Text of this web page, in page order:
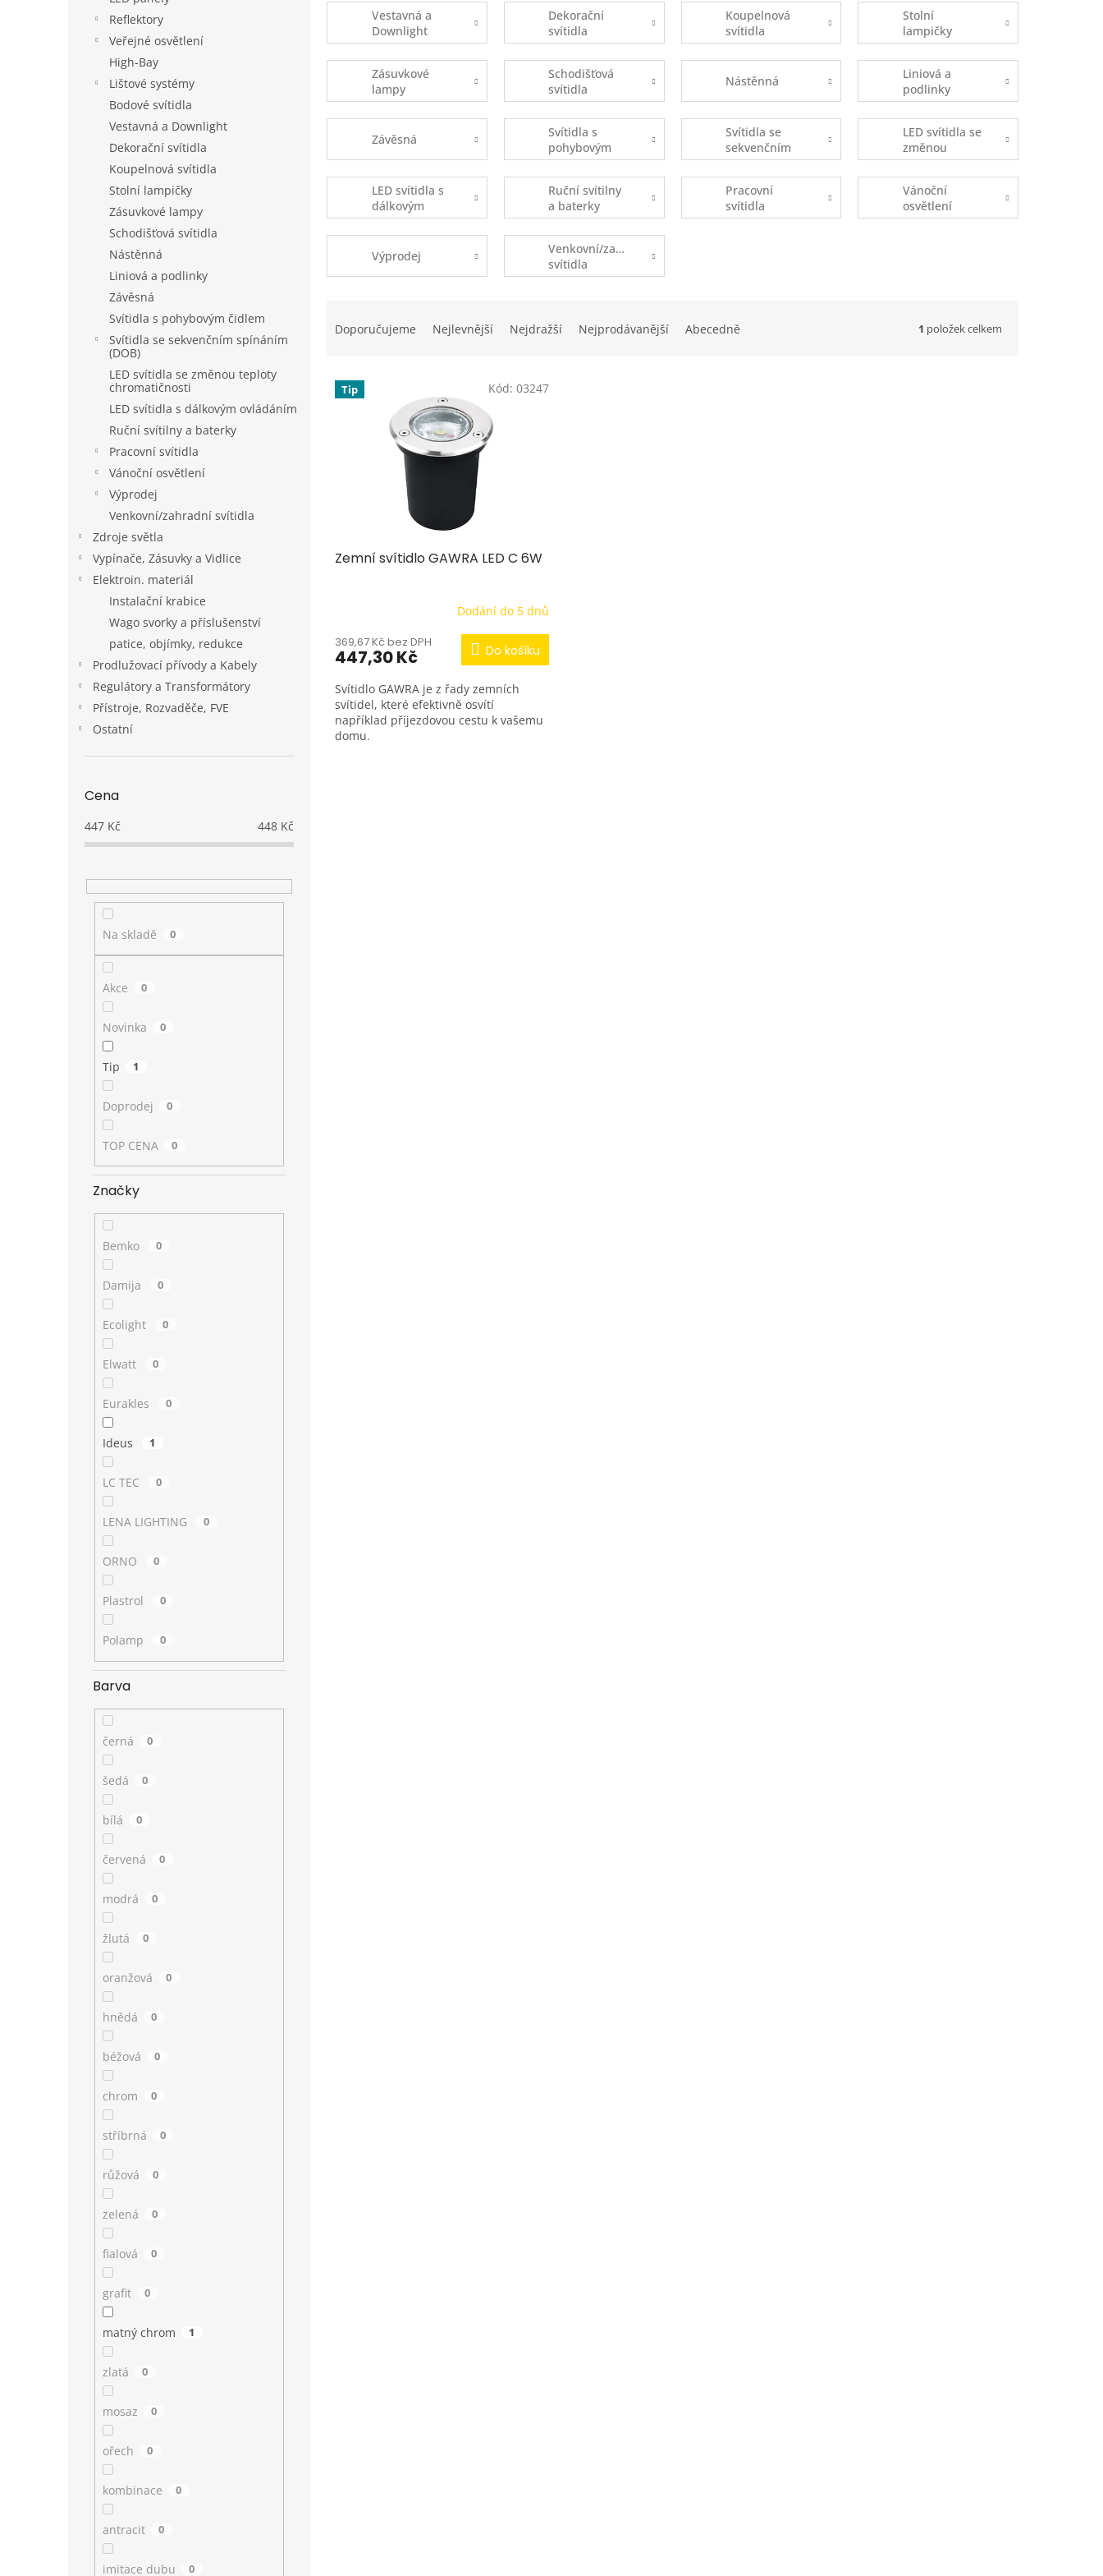
Reflektory
Veřejné osvětlení
High-Bay
Lištové systémy
Bodové svítidla
Vestavná a Downlight
Dekorační svítidla
Koupelnová svítidla
Stolní lampičky
Zásuvkové lampy
Schodišťová svítidla
Nástěnná
Liniová a podlinky
Závěsná
Svítidla s pohybovým čidlem
Svítidla se sekvenčním spínáním
(DOB)
LED svítidla se změnou teploty
chromatičnosti
LED svítidla s dálkovým ovládáním
Ruční svítilny a baterky
Pracovní svítidla
Vánoční osvětlení
Výprodej
Venkovní/zahradní svítidla
Zdroje světla
Vypínače, Zásuvky a Vidlice
Elektroin. materiál
Instalační krabice
Wago svorky a příslušenství
patice, objímky, redukce
Prodlužovací přívody a Kabely
Regulátory a Transformátory
Přístroje, Rozvaděče, FVE
Ostatní
Cena
447 Kč 448 Kč
Na skladě 0
Akce 0
Novinka 0
Tip 1
Doprodej 0
TOP CENA 0
Značky
Bemko 0
Damija 0
Ecolight 0
Elwatt 0
Eurakles 0
Ideus 1
LC TEC 0
LENA LIGHTING 0
ORNO 0
Plastrol 0
Polamp 0
Barva
černá 0
šedá 0
bílá 0
červená 0
modrá 0
žlutá 0
oranžová 0
hnědá 0
béžová 0
chrom 0
stříbrná 0
růžová 0
zelená 0
fialová 0
grafit 0
matný chrom 1
zlatá 0
mosaz 0
ořech 0
kombinace 0
antracit 0
imitace dubu 0
Vestavná a
Downlight
Dekorační
svítidla
Koupelnová
svítidla
Stolní
lampičky
Zásuvkové
lampy
Schodišťová
svítidla
Nástěnná
Liniová a
podlinky
Závěsná
Svítidla s
pohybovým
čidlem
Svítidla se
sekvenčním
spínáním
(DOB)
LED svítidla se
změnou
teploty
chromatičnosti
LED svítidla s
dálkovým
ovládáním
Ruční svítilny
a baterky
Pracovní
svítidla
Vánoční
osvětlení
Výprodej
Venkovní/zahradní
svítidla
a
n
Doporučujeme Nejlevnější Nejdražší Nejprodávanější Abecedně 1 položek celkem
V Tip
Zemní svítidlo GAWRA LED C 6W
Dodání do 5 dnů
369,67 Kč bez DPH
447,30 Kč Do košíku
Svítidlo GAWRA je z řady zemních
svítidel, které efektivně osvítí
například příjezdovou cestu k vašemu
domu.
Kód: 03247